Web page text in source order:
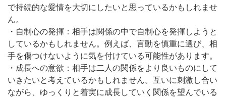
で持続的な愛情を大切にしたいと思っているかもしれませ
ん。
・自制心の発揮：相手は関係の中で自制心を発揮しようと
しているかもしれません。例えば、言動を慎重に選び、相
手を傷つけないように気を付けている可能性があります。
・成長への意欲：相手は二人の関係をより良いものにして
いきたいと考えているかもしれません。互いに刺激し合い
ながら、ゆっくりと着実に成長していく関係を望んでいる